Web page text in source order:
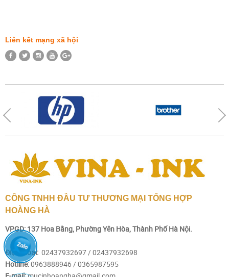
Liên kết mạng xã hội
CÔNG TNHH ĐẦU TƯ THƯƠNG MẠI TỔNG HỢP
HOÀNG HÀ
VPGD: 137 Hoa Bằng, Phường Yên Hòa, Thành Phố Hà Nội.
Điện thoại: 02437932697 / 02437932698
Hotline:0963888946 /0365987595